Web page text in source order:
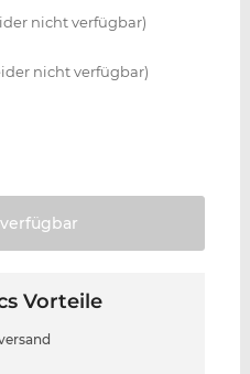
nicht verfügbar)
nicht verfügbar)
verfügbar
Vorteile